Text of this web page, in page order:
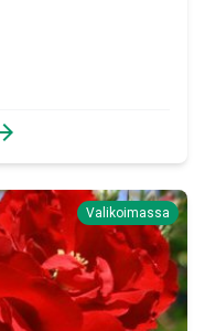
Valikoimassa